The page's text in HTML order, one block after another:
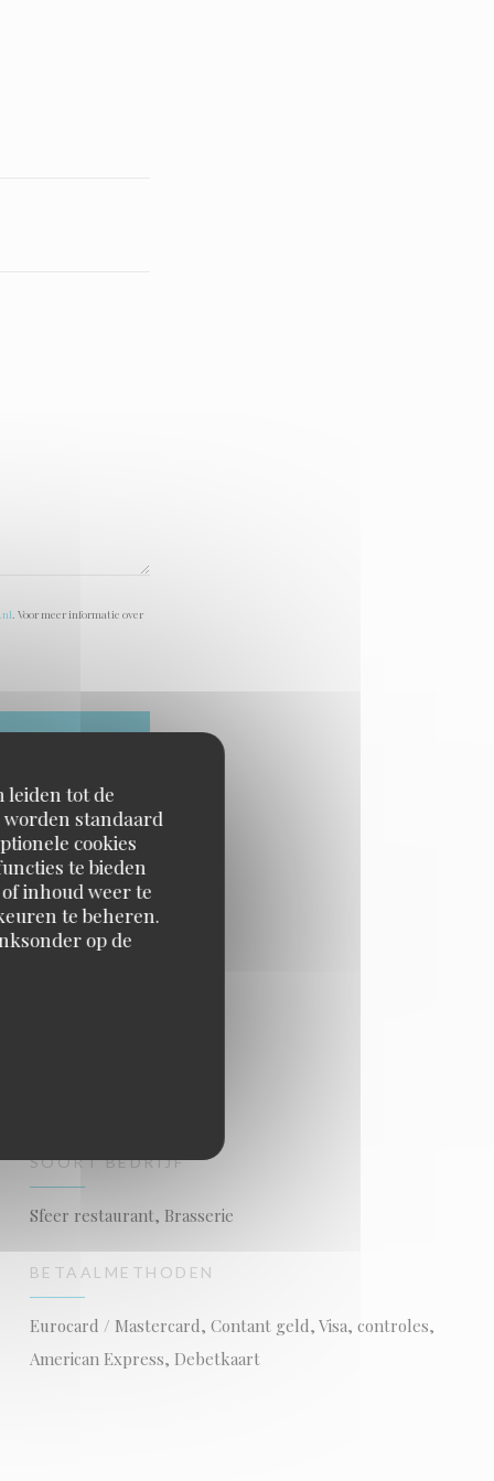
leiden tot de
standaard
cookies
te bieden
inhoud weer te
te beheren.
op de
. Voor meer informatie over
SOORT BEDRIJF
Sfeer restaurant, Brasserie
BETAALMETHODEN
Eurocard / Mastercard, Contant geld, Visa, controles,
American Express, Debetkaart